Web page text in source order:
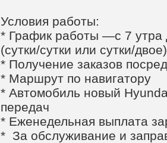
Условия работы:
* График работы —с 7 утра
(сутки/сутки или сутки/двое)
* Получение заказов
* Маршрут по навигатору
* Автомобиль новый
передач
* Еженедельная выплата
* За обслуживание и